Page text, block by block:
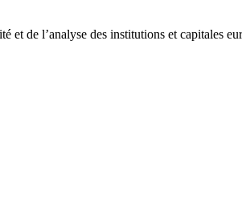
et de l’analyse des institutions et capitales